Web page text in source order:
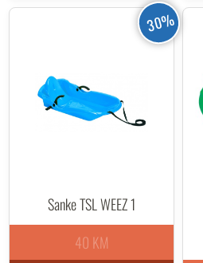
30%
Sanke TSL WEEZ 1
40 KM